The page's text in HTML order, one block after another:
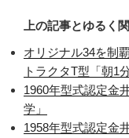
上の記事とゆるく
オリジナル34を制
トラクタT型「朝1
1960年型式認定金
学」
1958年型式認定金